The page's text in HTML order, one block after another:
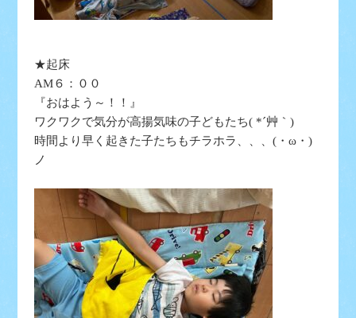
★起床
AM６：００
『おはよう～！！』
ワクワクで気分が高揚気味の子どもたち( *´艸｀)
時間より早く起きた子たちもチラホラ、、、(・ω・)
ノ